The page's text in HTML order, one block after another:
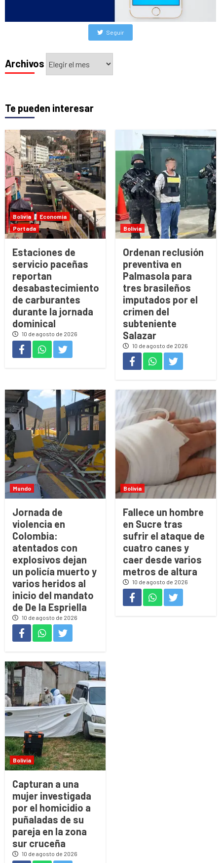
Seguir
Archivos
Archivos
Te pueden interesar
Bolivia
Economía
Portada
Estaciones de
servicio paceñas
reportan
desabastecimiento
de carburantes
durante la jornada
dominical
10 de agosto de 2026
Bolivia
Ordenan reclusión
preventiva en
Palmasola para
tres brasileños
imputados por el
crimen del
subteniente
Salazar
10 de agosto de 2026
Mundo
Jornada de
violencia en
Colombia:
atentados con
explosivos dejan
un policía muerto y
varios heridos al
inicio del mandato
de De la Espriella
10 de agosto de 2026
Bolivia
Fallece un hombre
en Sucre tras
sufrir el ataque de
cuatro canes y
caer desde varios
metros de altura
10 de agosto de 2026
Bolivia
Capturan a una
mujer investigada
por el homicidio a
puñaladas de su
pareja en la zona
sur cruceña
10 de agosto de 2026